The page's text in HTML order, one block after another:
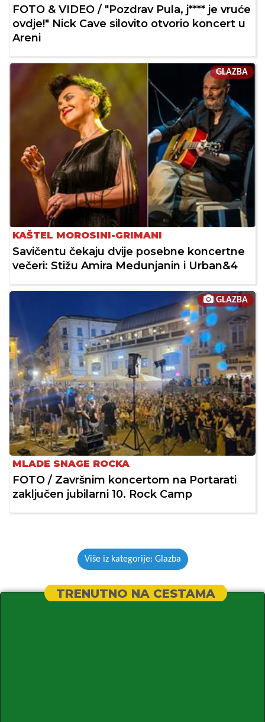
FOTO & VIDEO / "Pozdrav Pula, j**** je vruće
ovdje!" Nick Cave silovito otvorio koncert u
Areni
GLAZBA
KAŠTEL MOROSINI-GRIMANI
Savičentu čekaju dvije posebne koncertne
večeri: Stižu Amira Medunjanin i Urban&4
GLAZBA
MLADE SNAGE ROCKA
FOTO / Završnim koncertom na Portarati
zaključen jubilarni 10. Rock Camp
Više iz kategorije: Glazba
TRENUTNO NA CESTAMA